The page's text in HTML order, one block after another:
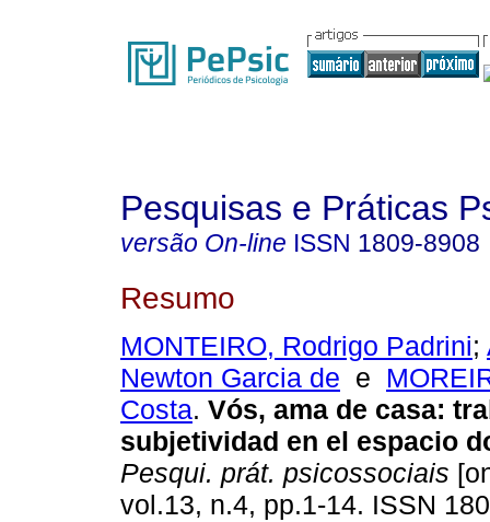
Pesquisas e Práticas
versão On-line ISSN 1809-8908
Resumo
MONTEIRO, Rodrigo Padrini;
Newton Garcia de e
Costa. Vós, ama de casa:
subjetividad en el espacio
Pesqui. prát. psicossociais
vol.13, n.4, pp.1-14. ISSN